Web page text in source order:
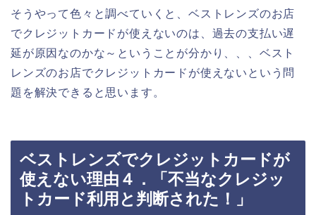
そうやって色々と調べていくと、ベストレンズのお店
でクレジットカードが使えないのは、過去の支払い遅
延が原因なのかな～ということが分かり、、、ベスト
レンズのお店でクレジットカードが使えないという問
題を解決できると思います。
ベストレンズでクレジットカードが
使えない理由４．「不当なクレジッ
トカード利用と判断された！」